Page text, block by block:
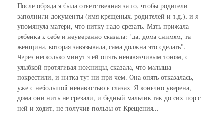
После обряда я была ответственная за то, чтобы родители
заполнили документы (имя крещеных, родителей и т.д.), и я
упомянула матери, что нитку надо срезать. Мать прижала
ребенка к себе и неуверенно сказала: "да, дома снимем, та
женщина, которая завязывала, сама должна это сделать".
Через несколько минут я ей опять ненавязчивым тоном, с
улыбкой протягивая ножницы, сказала, что малыша
покрестили, и нитка тут ни при чем. Она опять отказалась,
уже с небольшой ненавистью в глазах. Я конечно уверена,
дома они нить не срезали, и бедный мальчик так до сих пор с
ней и ходит, не получив пользы от Крещения...